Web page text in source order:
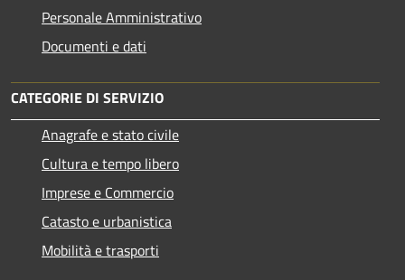
Personale Amministrativo
Documenti e dati
CATEGORIE DI SERVIZIO
Anagrafe e stato civile
Cultura e tempo libero
Imprese e Commercio
Catasto e urbanistica
Mobilità e trasporti